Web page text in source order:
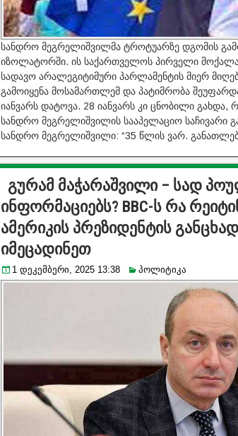
სანდრო მეგრელიშვილმა ტროტუარზე დგომის
იზოლატორში. ის საქართველოს პირველი
სადავო არალეგიტიმური პარლამენტის მიერ
გამოიყენა მოსამართლემ და პატიმრობა
იანვარს დატოვა. 28 იანვარს კი ცნობილი
სანდრო მეგრელიშვილის სააპელაციო საჩივარი
სანდრო მეგრელიშვილი: “35 წლის ვარ.
გურამ მაჭარაშვილი – სად
ინფორმაციებს? BBC-ს რა
ამერიკის პრეზიდენტის
იმეცადინეთ
1 დეკემბერი, 2025 13:38 პოლიტიკა